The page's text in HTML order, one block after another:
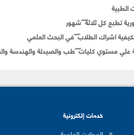
الطبية
تطبع كل ثلاثةشهور
اشراك الطلابفي البحث العلمي
علي مستوي كلياتطب والصيدلة والهندسة
خدمات إلكترونية